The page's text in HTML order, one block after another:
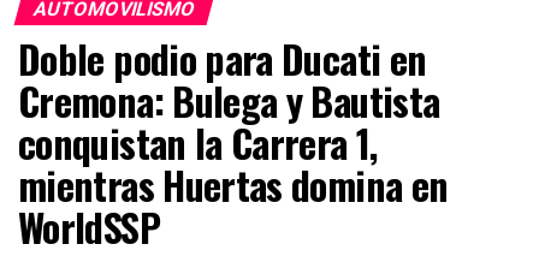
AUTOMOVILISMO
Doble podio para Ducati en
Cremona: Bulega y Bautista
conquistan la Carrera 1,
mientras Huertas domina en
WorldSSP